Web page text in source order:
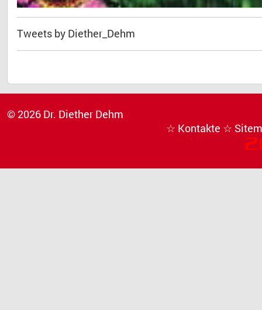
Tweets by Diether_Dehm
© 2026 Dr. Diether Dehm
☆ Kontakte ☆